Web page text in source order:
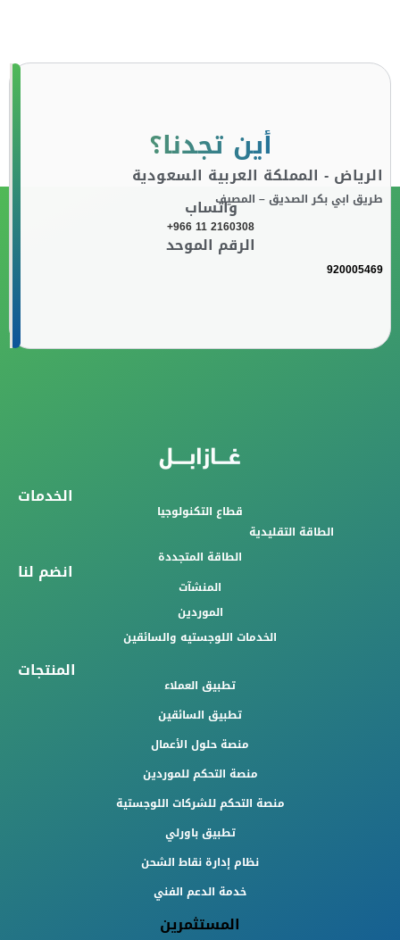
أين تجدنا؟
الرياض - المملكة العربية السعودية
طريق ابي بكر الصديق – المصيفواتساب
+966 11 2160308
الرقم الموحد
920005469
الخدمات
قطاع التكنولوجيا
الطاقة التقليدية
الطاقة المتجددة
انضم لنا
المنشآت
الموردين
الخدمات اللوجستيه والسائقين
المنتجات
تطبيق العملاء
تطبيق السائقين
منصة حلول الأعمال
منصة التحكم للموردين
منصة التحكم للشركات اللوجستية
تطبيق باورلي
نظام إدارة نقاط الشحن
خدمة الدعم الفني
المستثمرين